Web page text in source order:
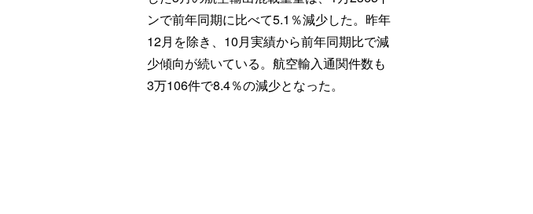
ンで前年同期に比べて5.1％減少した。昨年
12月を除き、10月実績から前年同期比で減
少傾向が続いている。航空輸入通関件数も
3万106件で8.4％の減少となった。